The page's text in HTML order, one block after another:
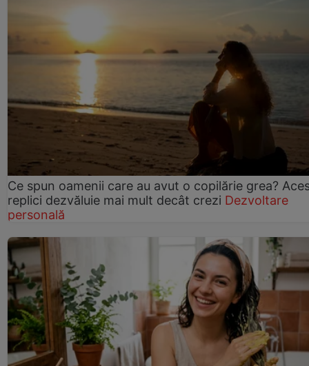
Ce spun oamenii care au avut o copilărie grea?
replici dezvăluie mai mult decât crezi Dezvoltare
personală